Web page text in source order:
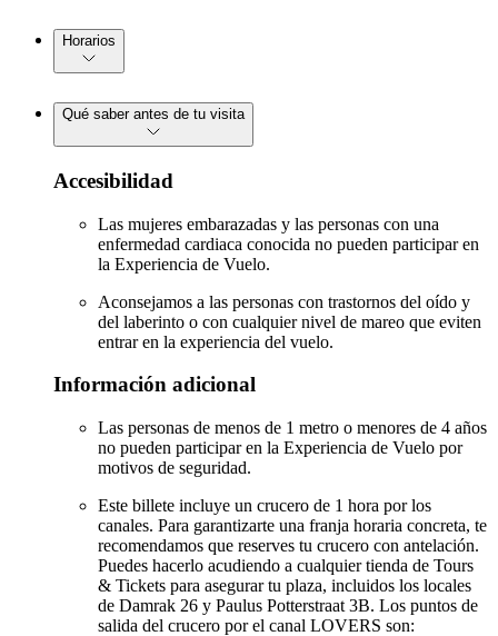
Horarios
Qué saber antes de tu visita
Accesibilidad
Las mujeres embarazadas y las personas con una
enfermedad cardiaca conocida no pueden participar en
la Experiencia de Vuelo.
Aconsejamos a las personas con trastornos del oído y
del laberinto o con cualquier nivel de mareo que eviten
entrar en la experiencia del vuelo.
Información adicional
Las personas de menos de 1 metro o menores de 4 años
no pueden participar en la Experiencia de Vuelo por
motivos de seguridad.
Este billete incluye un crucero de 1 hora por los
canales. Para garantizarte una franja horaria concreta, te
recomendamos que reserves tu crucero con antelación.
Puedes hacerlo acudiendo a cualquier tienda de Tours
& Tickets para asegurar tu plaza, incluidos los locales
de Damrak 26 y Paulus Potterstraat 3B. Los puntos de
salida del crucero por el canal LOVERS son: